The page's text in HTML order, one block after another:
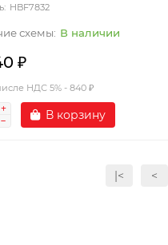
HBF7832
В наличии
₽
НДС 5% - 840 ₽
В корзину
|< <